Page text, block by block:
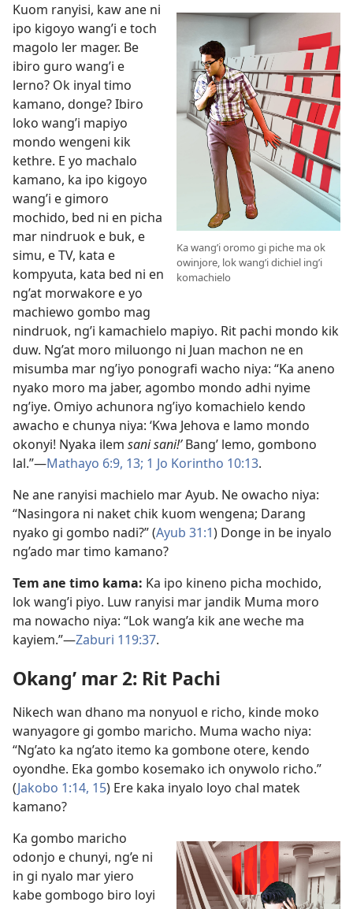
Ka wang’i oromo gi piche ma ok
owinjore, lok wang’i dichiel ing’i
komachielo
Kuom ranyisi, kaw ane ni
ipo kigoyo wang’i e toch
magolo ler mager. Be
ibiro guro wang’i e
lerno? Ok inyal timo
kamano, donge? Ibiro
loko wang’i mapiyo
mondo wengeni kik
kethre. E yo machalo
kamano, ka ipo kigoyo
wang’i e gimoro
mochido, bed ni en picha
mar nindruok e buk, e
simu, e TV, kata e
kompyuta, kata bed ni en
ng’at morwakore e yo
machiewo gombo mag
nindruok, ng’i kamachielo mapiyo. Rit pachi mondo kik
duw. Ng’at moro miluongo ni Juan machon ne en
misumba mar ng’iyo ponografi wacho niya: “Ka aneno
nyako moro ma jaber, agombo mondo adhi nyime
ng’iye. Omiyo achunora ng’iyo komachielo kendo
awacho e chunya niya: ‘Kwa Jehova e lamo mondo
okonyi! Nyaka ilem sani sani!’Bang’ lemo, gombono
lal.”—Mathayo 6:9, 13; 1 Jo Korintho 10:13.
Ne ane ranyisi machielo mar Ayub. Ne owacho niya:
“Nasingora ni naket chik kuom wengena; Darang
nyako gi gombo nadi?” (Ayub 31:1) Donge in be inyalo
ng’ado mar timo kamano?
Tem ane timo kama: Ka ipo kineno picha mochido,
lok wang’i piyo. Luw ranyisi mar jandik Muma moro
ma nowacho niya: “Lok wang’a kik ane weche ma
kayiem.”—Zaburi 119:37.
Okang’ mar 2: Rit Pachi
Nikech wan dhano ma nonyuol e richo, kinde moko
wanyagore gi gombo maricho. Muma wacho niya:
“Ng’ato ka ng’ato itemo ka gombone otere, kendo
oyondhe. Eka gombo kosemako ich onywolo richo.”
(Jakobo 1:14, 15) Ere kaka inyalo loyo chal matek
kamano?
Ka gombo maricho
odonjo e chunyi, ng’e ni
in gi nyalo mar yiero
kabe gombogo biro loyi